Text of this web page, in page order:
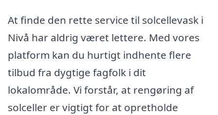
At finde den rette service til solcellevask i
Nivå har aldrig været lettere. Med vores
platform kan du hurtigt indhente flere
tilbud fra dygtige fagfolk i dit
lokalområde. Vi forstår, at rengøring af
solceller er vigtigt for at opretholde